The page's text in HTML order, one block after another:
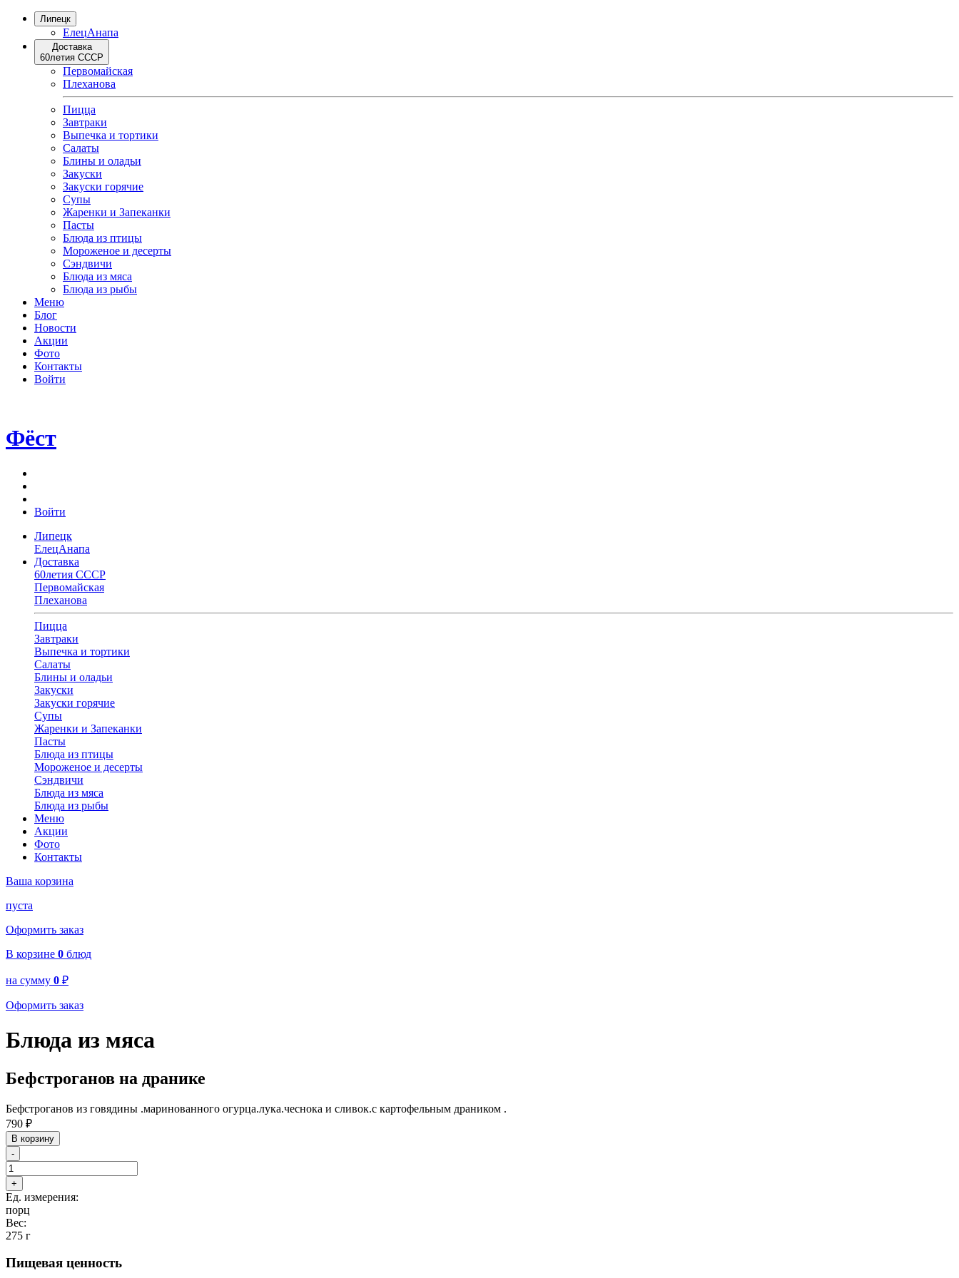
Липецк
ЕлецАнапа
Доставка
60летия СССР
Первомайская
Плеханова
Пицца
Завтраки
Выпечка и тортики
Салаты
Блины и оладьи
Закуски
Закуски горячие
Супы
Жаренки и Запеканки
Пасты
Блюда из птицы
Мороженое и десерты
Сэндвичи
Блюда из мяса
Блюда из рыбы
Меню
Блог
Новости
Акции
Фото
Контакты
Войти
Фёст
Войти
Липецк
ЕлецАнапа
Доставка
60летия СССР
Первомайская
Плеханова
Пицца
Завтраки
Выпечка и тортики
Салаты
Блины и оладьи
Закуски
Закуски горячие
Супы
Жаренки и Запеканки
Пасты
Блюда из птицы
Мороженое и десерты
Сэндвичи
Блюда из мяса
Блюда из рыбы
Меню
Акции
Фото
Контакты
Ваша корзина
пуста
Оформить заказ
В корзине 0 блюд
на сумму 0 ₽
Оформить заказ
Блюда из мяса
Бефстроганов на дранике
Бефстроганов из говядины .маринованного огурца.лука.чеснока и сливок.с картофельным драником .
790 ₽
В корзину
-
+
Ед. измерения:
порц
Вес:
275 г
Пищевая ценность